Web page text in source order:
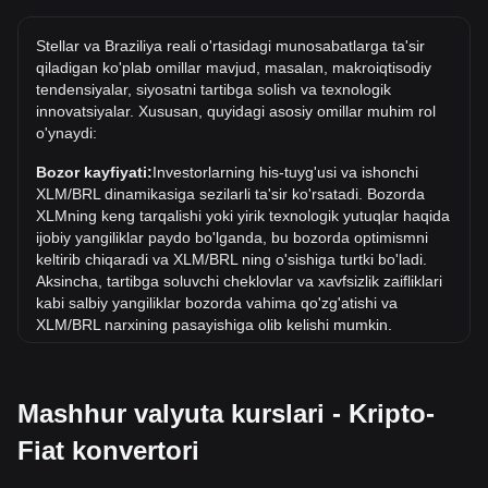
BRL dagi 1 XLM ning eng yuqori narxi R$4.77. 1 XLM/BRL
qiymati joriy eng yuqori ko'rsatkichdan oshib ketishini ko'rish
kerak.
BRL da narx dinamikasi qanday?
Oxirgi 7 kun ichida Stellar (XLM) kursi 4.47% ga tushdi.
Oxirgi oyda Stellar (XLM) ayirboshlash kursi Braziliya reali
(BRL) ga nisbatan 13.96% ga tushdi.
Stellar va Braziliya reali o'rtasidagi munosabatlarga ta'sir
qiladigan ko'plab omillar mavjud, masalan, makroiqtisodiy
tendensiyalar, siyosatni tartibga solish va texnologik
innovatsiyalar. Xususan, quyidagi asosiy omillar muhim rol
o'ynaydi:
Bozor kayfiyati:Investorlarning his-tuyg'usi va ishonchi
XLM/BRL dinamikasiga sezilarli ta'sir ko'rsatadi. Bozorda
XLMning keng tarqalishi yoki yirik texnologik yutuqlar haqida
ijobiy yangiliklar paydo bo'lganda, bu bozorda optimismni
keltirib chiqaradi va XLM/BRL ning o'sishiga turtki bo'ladi.
Aksincha, tartibga soluvchi cheklovlar va xavfsizlik zaifliklari
kabi salbiy yangiliklar bozorda vahima qo'zg'atishi va
XLM/BRL narxining pasayishiga olib kelishi mumkin.
bu esa o'z navbatida AQSh dollari kabi an'anaviy
valyutalarga nisbatan ularning qiymatini belgilaydi. Aniq va
qo'llab-quvvatlovchi qoidalar investorlarning
Mashhur valyuta kurslari - Kripto-
Fiat konvertori